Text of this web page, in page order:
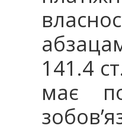
141.4
має